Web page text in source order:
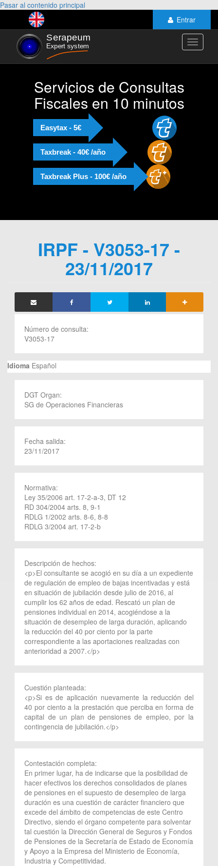
Pasar al contenido principal
Entrar
Toggle
Servicios de Consultas
Fiscales en 10 minutos
Easytax - 5€
Taxbreak - 40€ /año
Taxbreak Plus - 100€ /año
IRPF - V3053-17 -
23/11/2017
Número de consulta:
V3053-17
Idioma Español
DGT Organ:
SG de Operaciones Financieras
Fecha salida:
23/11/2017
Normativa:
Ley 35/2006 art. 17-2-a-3, DT 12
RD 304/2004 arts. 8, 9-1
RDLG 1/2002 arts. 8-6, 8-8
RDLG 3/2004 art. 17-2-b
Descripción de hechos:
<p>El consultante se acogió en su día a un expediente
de regulación de empleo de bajas incentivadas y está
en situación de jubilación desde julio de 2016, al
cumplir los 62 años de edad. Rescató un plan de
pensiones individual en 2014, acogiéndose a la
situación de desempleo de larga duración, aplicando
la reducción del 40 por ciento por la parte
correspondiente a las aportaciones realizadas con
anterioridad a 2007.</p>
Cuestión planteada:
<p>Si es de aplicación nuevamente la reducción del
40 por ciento a la prestación que perciba en forma de
capital de un plan de pensiones de empleo, por la
contingencia de jubilación.</p>
Contestación completa:
En primer lugar, ha de indicarse que la posibilidad de
hacer efectivos los derechos consolidados de planes
de pensiones en el supuesto de desempleo de larga
duración es una cuestión de carácter financiero que
excede del ámbito de competencias de este Centro
Directivo, siendo el órgano competente para solventar
tal cuestión la Dirección General de Seguros y Fondos
de Pensiones de la Secretaría de Estado de Economía
y Apoyo a la Empresa del Ministerio de Economía,
Industria y Competitividad.